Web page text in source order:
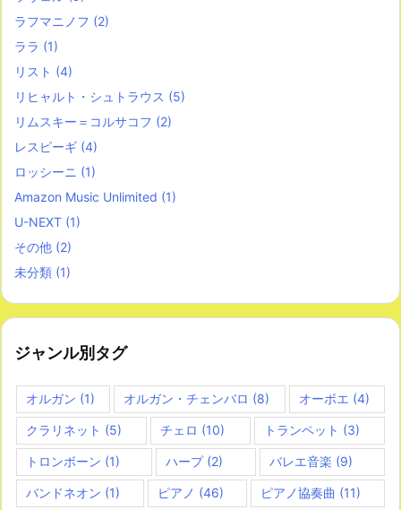
ラフマニノフ (2)
ララ (1)
リスト (4)
リヒャルト・シュトラウス (5)
リムスキー＝コルサコフ (2)
レスピーギ (4)
ロッシーニ (1)
Amazon Music Unlimited (1)
U-NEXT (1)
その他 (2)
未分類 (1)
ジャンル別タグ
オルガン (1) オルガン・チェンバロ (8) オーボエ (4)
クラリネット (5) チェロ (10) トランペット (3)
トロンボーン (1) ハープ(2) バレエ音楽 (9)
バンドネオン (1) ピアノ (46) ピアノ協奏曲 (11)